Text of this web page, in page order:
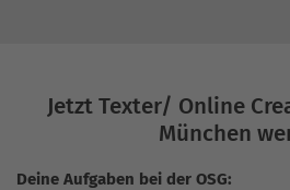
Jetzt Texter/ Online
München
Deine Aufgaben bei der OSG: